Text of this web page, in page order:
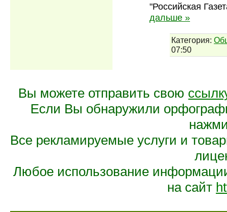
"Российская
дальше »
Категория:
07:50
Вы можете отправить свою
Если Вы обнаружили
Все рекламируемые услуги и
Любое использование
на сайт